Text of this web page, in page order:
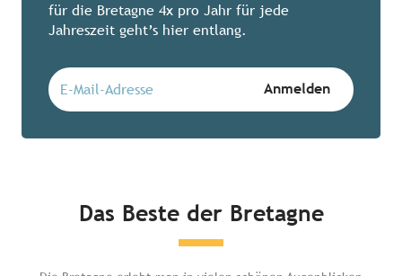
für die Bretagne 4x pro Jahr für jede
Jahreszeit geht’s hier entlang.
Das Beste der Bretagne
Chillen in der Bretagne